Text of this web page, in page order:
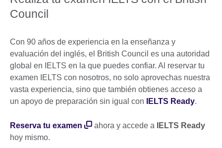
Council
Con 90 años de experiencia en la enseñanza y
evaluación del inglés, el British Council es una autoridad
global en IELTS en la que puedes confiar. Al reservar tu
examen IELTS con nosotros, no solo aprovechas nuestra
vasta experiencia, sino que también obtienes acceso a
un apoyo de preparación sin igual con
IELTS Ready.
Reserva tu examen ahora y accede a
IELTS Ready
hoy mismo.